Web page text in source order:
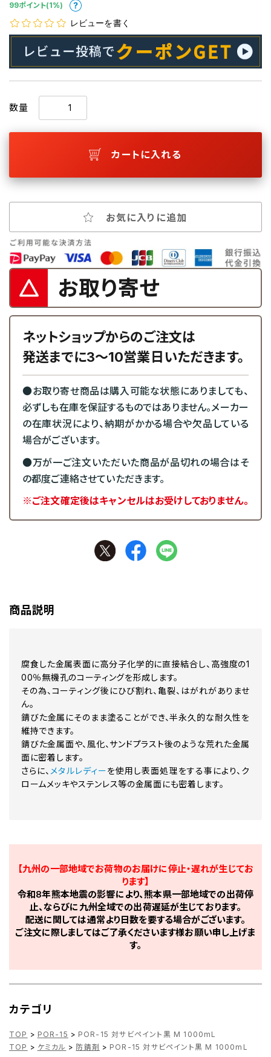
99ポイント(1%)
レビューを書く
数量
カートに入れる
お気に入りに追加
お取り寄せ
ネットショップからのご注文は
発送までに3～10営業日いただきます。
●お取り寄せ商品は購入可能な状態にありましても、
必ずしも在庫を保証するものではありません。メーカー
の在庫状況により、納期がかかる場合や欠品している
場合がございます。
●万が一ご注文いただいた商品が品切れの場合はそ
の都度ご連絡させていただきます。
※ご注文確定後はキャンセルはお受けしておりません。
商品説明
腐食した金属表面に高分子化学的に直接結合し、高強度の1
00％無機孔のコーティングを形成します。
その為、コーティング後にひび割れ、亀裂、はがれがありませ
ん。
錆びた金属にそのまま塗ることができ、半永久的な耐久性を
維持できます。
錆びた金属面や、風化、サンドプラスト後のような荒れた金属
面に密着します。
さらに、 メタルレディーを使用し表面処理をする事により、ク
ロームメッキやステンレス等の金属面にも密着します。
【九州の一部地域でお荷物のお届けに停止・遅れが生じてお
ります】
令和8年熊本地震の影響により、熊本県一部地域での出荷停
止、ならびに九州全域での出荷遅延が生じております。
配送に関しては通常より日数を要する場合がございます。
ご注文に際しましてはご了承くださいます様お願い申し上げま
す。
カテゴリ
TOP > POR-15 > POR-15 対サビペイント黒 M 1000mL
TOP > ケミカル > 防錆剤 > POR-15 対サビペイント黒 M 1000mL